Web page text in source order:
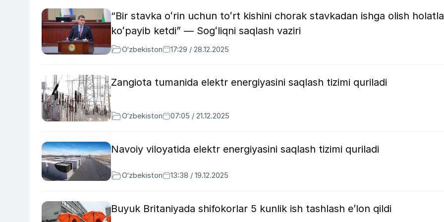
“Bir stavka oʻrin uchun toʻrt kishini chorak stavkadan ishga olish
koʻpayib ketdi” — Sogʻliqni saqlash vaziri
O‘zbekiston 17:29 / 28.12.2025
Zangiota tumanida elektr energiyasini saqlash tizimi quriladi
O‘zbekiston 07:05 / 21.12.2025
Navoiy viloyatida elektr energiyasini saqlash tizimi quriladi
O‘zbekiston 13:38 / 19.12.2025
Buyuk Britaniyada shifokorlar 5 kunlik ish tashlash e’lon qildi